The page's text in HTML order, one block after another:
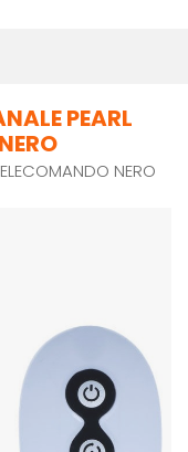
PEARL
NERO